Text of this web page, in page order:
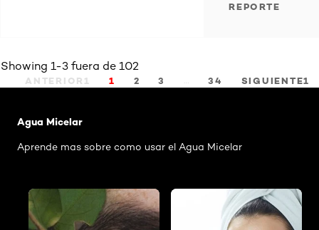
REPORTE
Showing 1-3 fuera de 102
ANTERIOR1 1 2 3 34 SIGUIENTE1
Agua Micelar
Aprende mas sobre como usar el Agua Micelar